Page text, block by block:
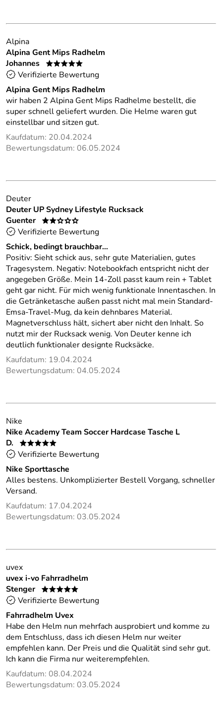
Alpina
Alpina Gent Mips Radhelm
Johannes
*****
Verifizierte Bewertung
Alpina Gent Mips Radhelm
wir haben 2 Alpina Gent Mips Radhelme bestellt, die
super schnell geliefert wurden. Die Helme waren gut
einstellbar und sitzen gut.
Kaufdatum: 20.04.2024
Bewertungsdatum: 06.05.2024
Deuter
Deuter UP Sydney Lifestyle Rucksack
Guenter
**ooo
Verifizierte Bewertung
Schick, bedingt brauchbar...
Positiv: Sieht schick aus, sehr gute Materialien, gutes
Tragesystem. Negativ: Notebookfach entspricht nicht der
angegeben Größe. Mein 14-Zoll passt kaum rein + Tablet
geht gar nicht. Für mich wenig funktionale Innentaschen. In
die Getränketasche außen passt nicht mal mein Standard-
Emsa-Travel-Mug, da kein dehnbares Material.
Magnetverschluss hält, sichert aber nicht den Inhalt. So
nutzt mir der Rucksack wenig. Von Deuter kenne ich
deutlich funktionaler designte Rucksäcke.
Kaufdatum: 19.04.2024
Bewertungsdatum: 04.05.2024
Nike
Nike Academy Team Soccer Hardcase Tasche L
D.
*****
Verifizierte Bewertung
Nike Sporttasche
Alles bestens. Unkomplizierter Bestell Vorgang, schneller
Versand.
Kaufdatum: 17.04.2024
Bewertungsdatum: 03.05.2024
uvex
uvex i-vo Fahrradhelm
Stenger
*****
Verifizierte Bewertung
Fahrradhelm Uvex
Habe den Helm nun mehrfach ausprobiert und komme zu
dem Entschluss, dass ich diesen Helm nur weiter
empfehlen kann. Der Preis und die Qualität sind sehr gut.
Ich kann die Firma nur weiterempfehlen.
Kaufdatum: 08.04.2024
Bewertungsdatum: 03.05.2024